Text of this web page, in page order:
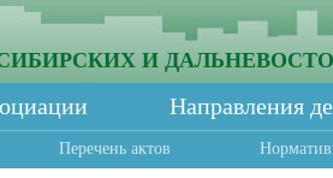
И
Направления
Перечень актов